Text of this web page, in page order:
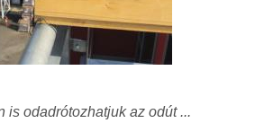
is odadrótozhatjuk az odút ...